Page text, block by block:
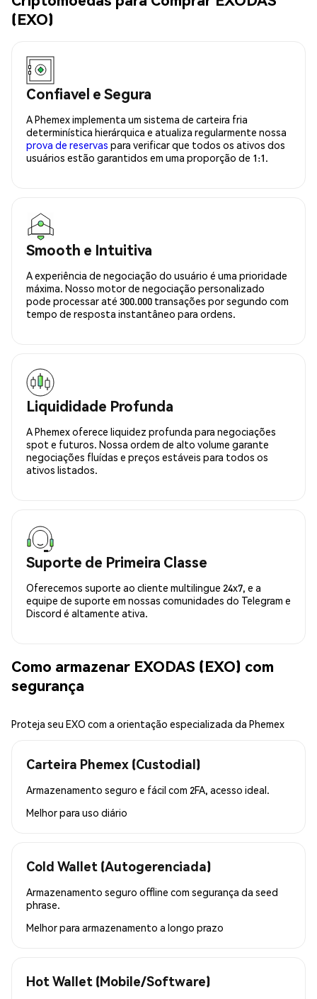
(EXO)
Confiavel e Segura
A Phemex implementa um sistema de carteira fria
determinística hierárquica e atualiza regularmente nossa
prova de reservas para verificar que todos os ativos dos
usuários estão garantidos em uma proporção de 1:1.
Smooth e Intuitiva
A experiência de negociação do usuário é uma prioridade
máxima. Nosso motor de negociação personalizado
pode processar até 300.000 transações por segundo com
tempo de resposta instantâneo para ordens.
Liquididade Profunda
A Phemex oferece liquidez profunda para negociações
spot e futuros. Nossa ordem de alto volume garante
negociações fluídas e preços estáveis para todos os
ativos listados.
Suporte de Primeira Classe
Oferecemos suporte ao cliente multilingue 24x7, e a
equipe de suporte em nossas comunidades do Telegram e
Discord é altamente ativa.
Como armazenar EXODAS (EXO) com
segurança
Proteja seu EXO com a orientação especializada da Phemex
Carteira Phemex (Custodial)
Armazenamento seguro e fácil com 2FA, acesso ideal.
Melhor para uso diário
Cold Wallet (Autogerenciada)
Armazenamento seguro offline com segurança da seed
phrase.
Melhor para armazenamento a longo prazo
Hot Wallet (Mobile/Software)